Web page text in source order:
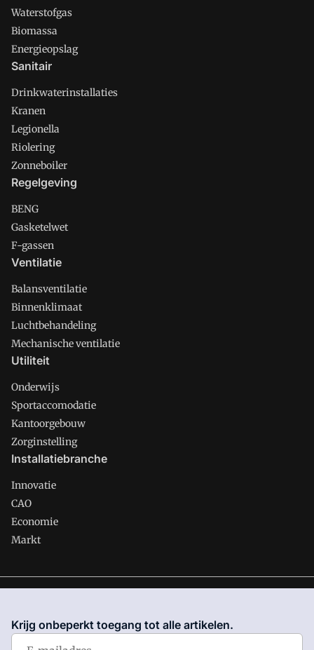
Waterstofgas
Biomassa
Energieopslag
Sanitair
Drinkwaterinstallaties
Kranen
Legionella
Riolering
Zonneboiler
Regelgeving
BENG
Gasketelwet
F-gassen
Ventilatie
Balansventilatie
Binnenklimaat
Luchtbehandeling
Mechanische ventilatie
Utiliteit
Onderwijs
Sportaccomodatie
Kantoorgebouw
Zorginstelling
Installatiebranche
Innovatie
CAO
Economie
Markt
waar VMN media voor staat. Op gebruik van deze site zijn de
volgende regelingen van toepassing:Algemene Voorwaarden
Krijg onbeperkt toegang tot alle artikelen.